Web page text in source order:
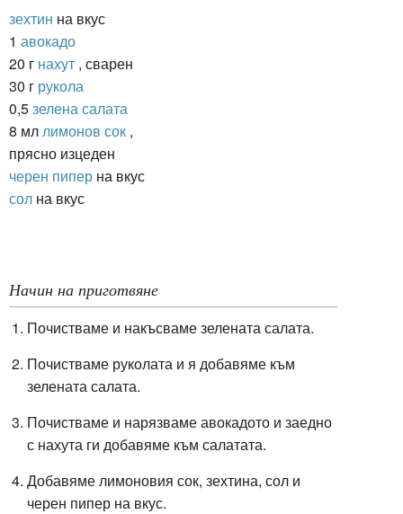
зехтин на вкус
1 авокадо
20 г нахут , сварен
30 г рукола
0,5зелена салата
8 мл лимонов сок ,
прясно изцеден
черен пипер на вкус
сол на вкус
Начин на приготвяне
Почистваме и накъсваме зелената салата.
Почистваме руколата и я добавяме към
зелената салата.
Почистваме и нарязваме авокадото и заедно
с нахута ги добавяме към салатата.
Добавяме лимоновия сок, зехтина, сол и
черен пипер на вкус.